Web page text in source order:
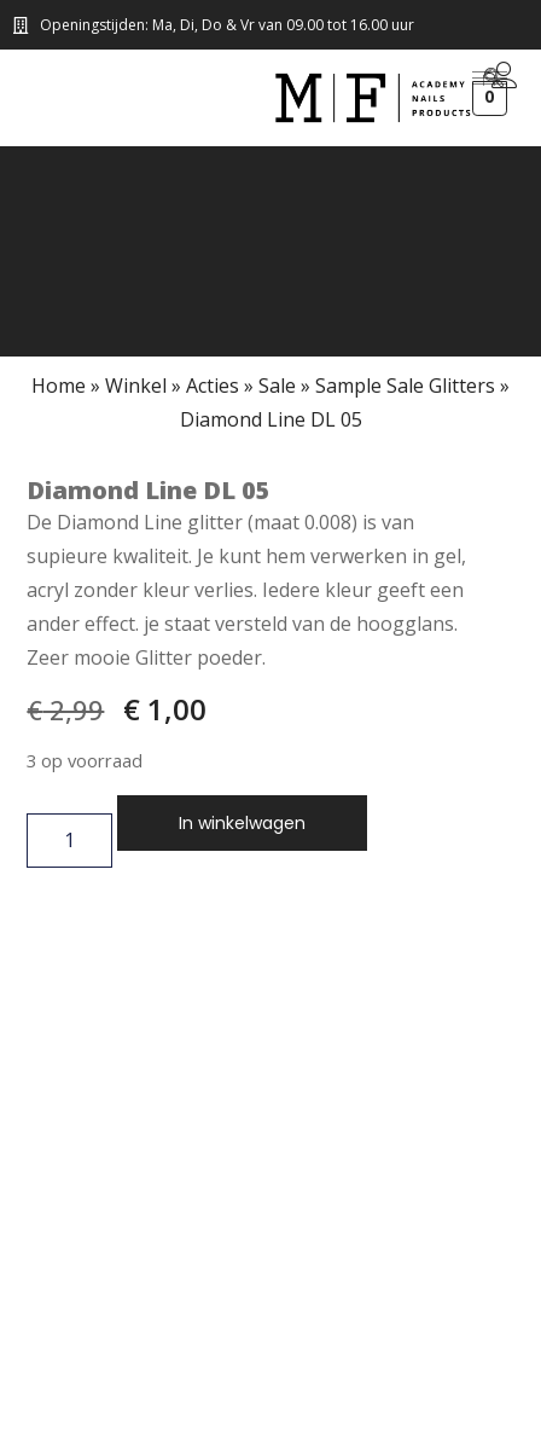
Openingstijden: Ma, Di, Do & Vr van 09.00 tot 16.00 uur
0
Home » Winkel » Acties » Sale » Sample Sale Glitters »
Diamond Line DL 05
Diamond Line DL 05
De Diamond Line glitter (maat 0.008) is van
supieure kwaliteit. Je kunt hem verwerken in gel,
acryl zonder kleur verlies. Iedere kleur geeft een
ander effect. je staat versteld van de hoogglans.
Zeer mooie Glitter poeder.
€2,99 € 1,00
3 op voorraad
In winkelwagen